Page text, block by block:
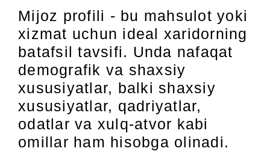
Mijoz profili - bu mahsulot yoki
xizmat uchun ideal xaridorning
batafsil tavsifi. Unda nafaqat
demografik va shaxsiy
xususiyatlar, balki shaxsiy
xususiyatlar, qadriyatlar,
odatlar va xulq-atvor kabi
omillar ham hisobga olinadi.